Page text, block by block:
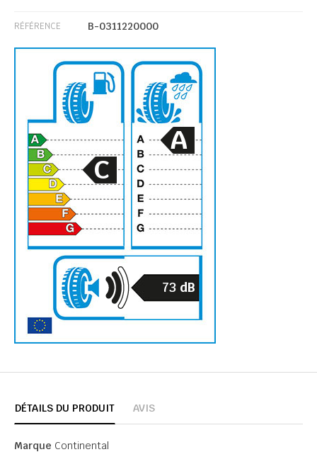
RÉFÉRENCE B-0311220000
C
A
73 dB
DÉTAILS DU PRODUIT AVIS
Marque Continental